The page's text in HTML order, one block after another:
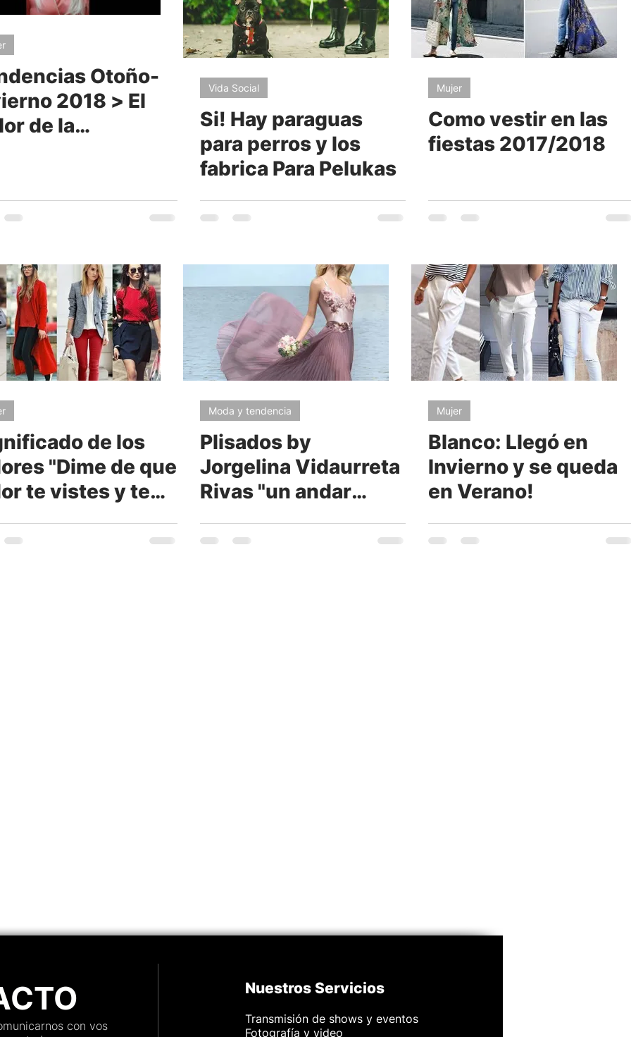
Otoño-
2018 > El
de la
Vida Social
Si! Hay paraguas
para perros y los
fabrica Para Pelukas
Mujer
Como vestir en las
fiestas 2017/2018
de los
"Dime de que
te vistes y te
Moda y tendencia
Plisados by
Jorgelina Vidaurreta
Rivas "un andar
Mujer
Blanco: Llegó en
Invierno y se queda
en Verano!
con vos
Nuestros Servicios
Transmisión de shows y eventos
Fotografía y video